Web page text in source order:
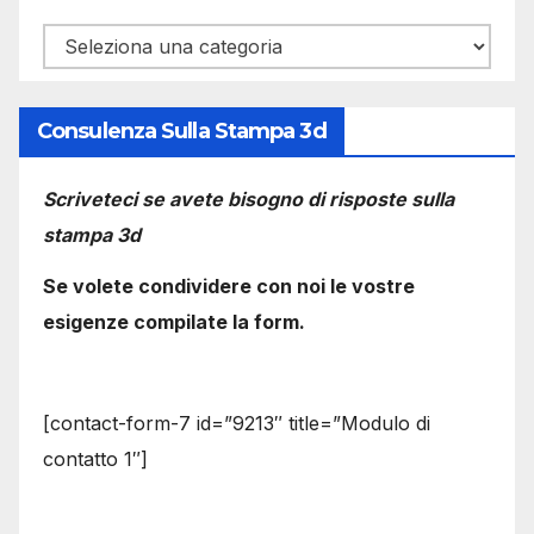
Categorie
Consulenza Sulla Stampa 3d
Scriveteci se avete bisogno di risposte sulla
stampa 3d
Se volete condividere con noi le vostre
esigenze compilate la form.
[contact-form-7 id=”9213″ title=”Modulo di
contatto 1″]